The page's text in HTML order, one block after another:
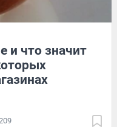
и что значит